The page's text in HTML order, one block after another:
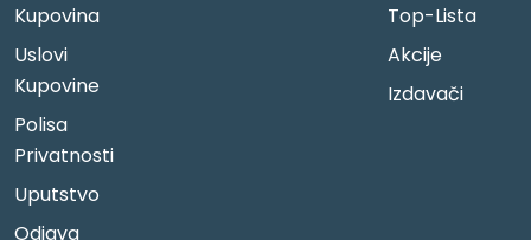
Kupovina
Uslovi
Kupovine
Polisa
Privatnosti
Uputstvo
Odjava
Top-Lista
Akcije
Izdavači